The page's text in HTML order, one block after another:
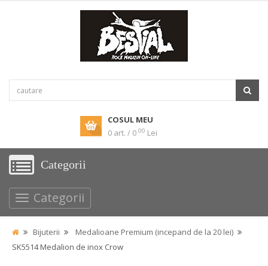
COSUL MEU
0 art. / 0 00 Lei
Categorii
Categorii
Bijuterii
Medalioane Premium (incepand de la 20 lei)
SK5514 Medalion de inox Crow